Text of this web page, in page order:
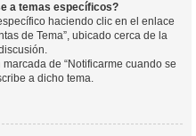
a temas específicos?
haciendo clic en el enlace
de Tema”, ubicado cerca de la
de “Notificarme cuando se
a dicho tema.